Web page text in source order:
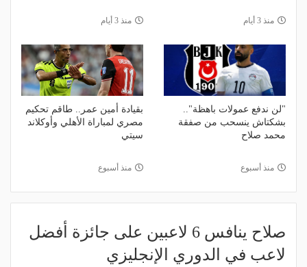
منذ 3 أيام منذ 3 أيام
"لن ندفع عمولات باهظة"..
بشكتاش ينسحب من صفقة
محمد صلاح
منذ أسبوع
بقيادة أمين عمر.. طاقم تحكيم
مصري لمباراة الأهلي وأوكلاند
سيتي
منذ أسبوع
صلاح ينافس 6 لاعبين على جائزة أفضل
لاعب في الدوري الإنجليزي